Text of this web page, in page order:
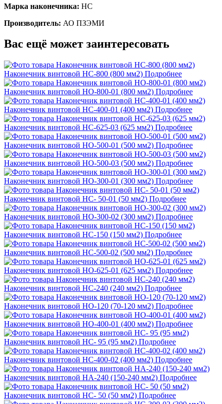
Марка наконечника: НС
Производитель: АО ПЗЭМИ
Вас ещё может заинтересовать
Наконечник винтовой НС-800 (800 мм2) Подробнее
Наконечник винтовой НО-800-01 (800 мм2) Подробнее
Наконечник винтовой НС-400-01 (400 мм2) Подробнее
Наконечник винтовой НС-625-03 (625 мм2) Подробнее
Наконечник винтовой НО-500-01 (500 мм2) Подробнее
Наконечник винтовой НО-500-03 (500 мм2) Подробнее
Наконечник винтовой НО-300-01 (300 мм2) Подробнее
Наконечник винтовой НС- 50-01 (50 мм2) Подробнее
Наконечник винтовой НО-300-02 (300 мм2) Подробнее
Наконечник винтовой НС-150 (150 мм2) Подробнее
Наконечник винтовой НС-500-02 (500 мм2) Подробнее
Наконечник винтовой НО-625-01 (625 мм2) Подробнее
Наконечник винтовой НС-240 (240 мм2) Подробнее
Наконечник винтовой НО-120 (70-120 мм2) Подробнее
Наконечник винтовой НО-400-01 (400 мм2) Подробнее
Наконечник винтовой НС- 95 (95 мм2) Подробнее
Наконечник винтовой НС-400-02 (400 мм2) Подробнее
Наконечник винтовой НА-240 (150-240 мм2) Подробнее
Наконечник винтовой НС- 50 (50 мм2) Подробнее